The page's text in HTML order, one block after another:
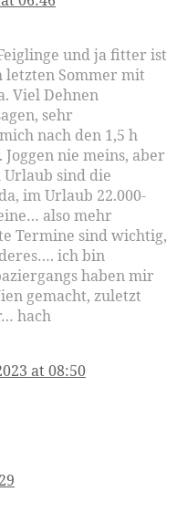
und ja fitter ist
letzten Sommer mit
Viel Dehnen
sehr
nach den 1,5 h
nie meins, aber
sind die
im Urlaub 22.000-
also mehr
Termine sind wichtig,
ich bin
haben mir
gemacht, zuletzt
hach
at 08:50